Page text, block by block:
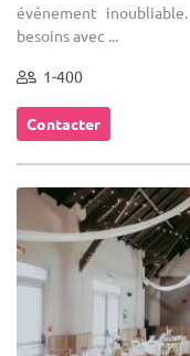
événement
besoins avec ...
1-400
Contacter